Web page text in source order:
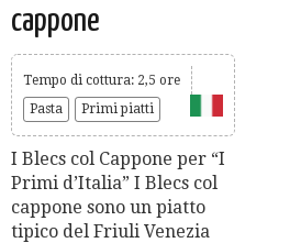
cappone
Tempo di cottura: 2,5 ore
Pasta
Primi piatti
I Blecs col Cappone per “I
Primi d’Italia” I Blecs col
cappone sono un piatto
tipico del Friuli Venezia